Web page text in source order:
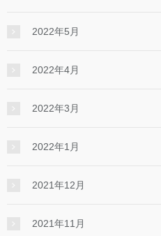
2022年5月
2022年4月
2022年3月
2022年1月
2021年12月
2021年11月